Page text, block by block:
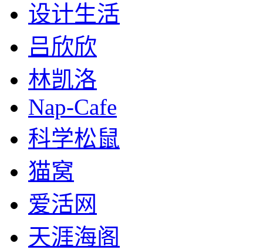
设计生活
吕欣欣
林凯洛
Nap-Cafe
科学松鼠
猫窝
爱活网
天涯海阁